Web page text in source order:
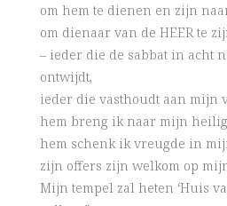
om hem te dienen en zijn
om dienaar van de HEER te
– ieder die de sabbat in acht
ontwijdt,
ieder die vasthoudt aan mijn
hem breng ik naar mijn
hem schenk ik vreugde in
zijn offers zijn welkom op
Mijn tempel zal heten ‘Huis